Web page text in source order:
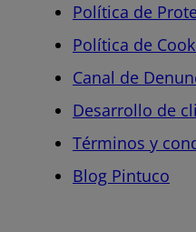
Política de
Política de
Canal de
Desarrollo de
Términos y
Blog Pintuco